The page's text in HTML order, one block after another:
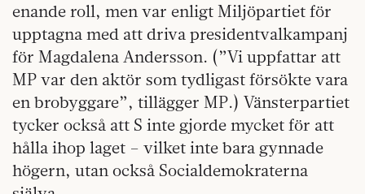
enande roll, men var enligt Miljöpartiet för
upptagna med att driva presidentvalkampanj
för Magdalena Andersson. (”Vi uppfattar att
MP var den aktör som tydligast försökte vara
en brobyggare”, tillägger MP.) Vänsterpartiet
tycker också att S inte gjorde mycket för att
hålla ihop laget – vilket inte bara gynnade
högern, utan också Socialdemokraterna